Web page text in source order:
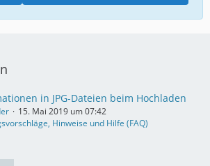
in JPG-Dateien beim Hochladen
15. Mai 2019 um 07:42
Hinweise und Hilfe (FAQ)